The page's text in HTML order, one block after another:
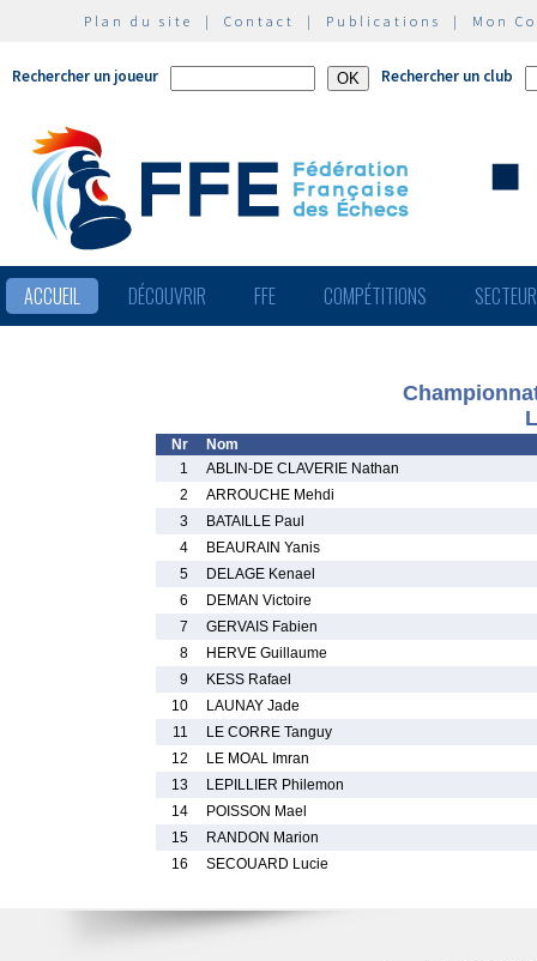
Plan du site | Contact | Publications | Mon
Rechercher un joueur Rechercher un club
ACCUEIL DÉCOUVRIR FFE COMPÉTITIONS
Nr
Nom
1
ABLIN-DE CLAVERIE Nathan
2
ARROUCHE Mehdi
3
BATAILLE Paul
4
BEAURAIN Yanis
5
DELAGE Kenael
6
DEMAN Victoire
7
GERVAIS Fabien
8
HERVE Guillaume
9
KESS Rafael
10
LAUNAY Jade
11
LE CORRE Tanguy
12
LE MOAL Imran
13
LEPILLIER Philemon
14
POISSON Mael
15
RANDON Marion
16
SECOUARD Lucie